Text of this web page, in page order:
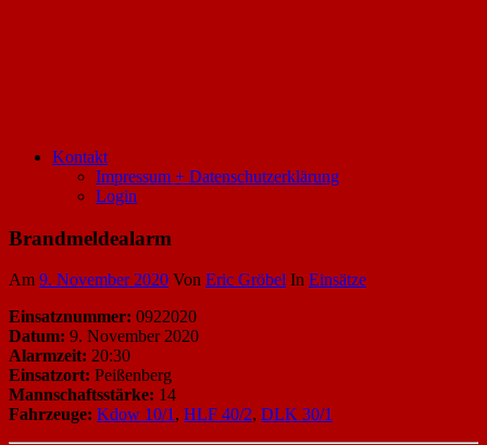
Kontakt
Impressum + Datenschutzerklärung
Login
Brandmeldealarm
Am 9. November 2020 Von Eric Gröbel In Einsätze
Einsatznummer: 0922020
Datum: 9. November 2020
Alarmzeit: 20:30
Einsatzort: Peißenberg
Mannschaftsstärke: 14
Fahrzeuge: Kdow 10/1, HLF 40/2, DLK 30/1